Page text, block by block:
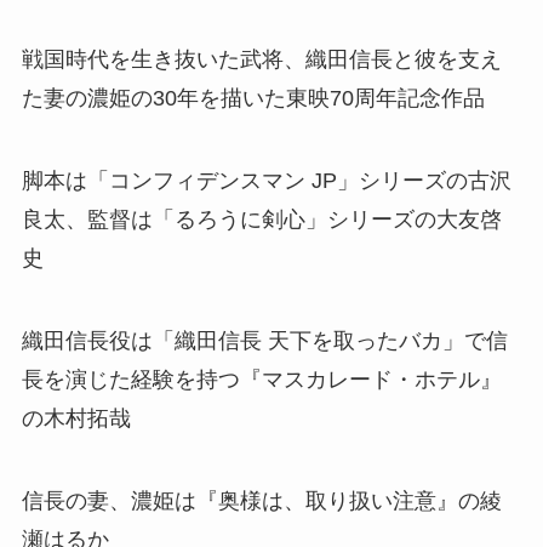
戦国時代を生き抜いた武将、織田信長と彼を支え
た妻の濃姫の30年を描いた東映70周年記念作品
脚本は「コンフィデンスマン JP」シリーズの古沢
良太、監督は「るろうに剣心」シリーズの大友啓
史
織田信長役は「織田信長 天下を取ったバカ」で信
長を演じた経験を持つ『マスカレード・ホテル』
の木村拓哉
信長の妻、濃姫は『奥様は、取り扱い注意』の綾
瀬はるか